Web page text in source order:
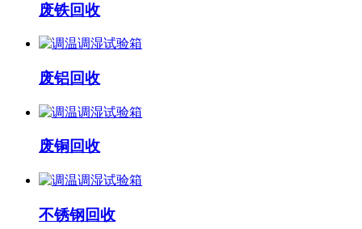
废铁回收
废铝回收
废铜回收
不锈钢回收